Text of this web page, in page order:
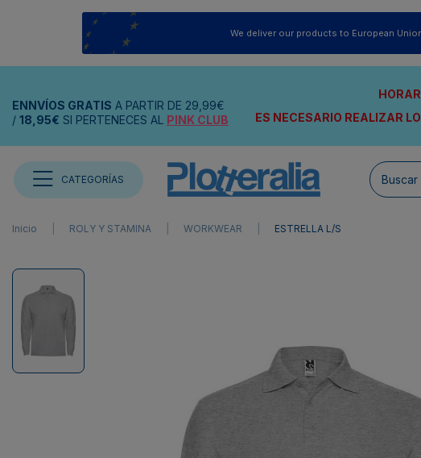
We deliver our products to European
ENNVÍOS GRATIS A PARTIR DE 29,99€
/ 18,95€ SI PERTENECES AL PINK CLUB
ES NECESARIO REALIZAR
CATEGORÍAS
Inicio ROLY Y STAMINA WORKWEAR ESTRELLA L/S